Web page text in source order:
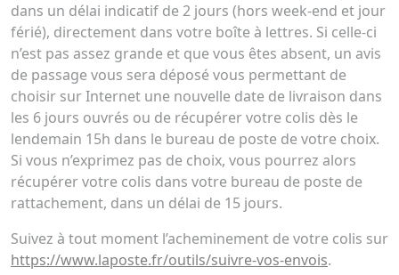
dans un délai indicatif de 2 jours (hors week-end et jour
férié), directement dans votre boîte à lettres. Si celle-ci
n’est pas assez grande et que vous êtes absent, un avis
de passage vous sera déposé vous permettant de
choisir sur Internet une nouvelle date de livraison dans
les 6 jours ouvrés ou de récupérer votre colis dès le
lendemain 15h dans le bureau de poste de votre choix.
Si vous n’exprimez pas de choix, vous pourrez alors
récupérer votre colis dans votre bureau de poste de
rattachement, dans un délai de 15 jours.
Suivez à tout moment l’acheminement de votre colis sur
https://www.laposte.fr/outils/suivre-vos-envois.